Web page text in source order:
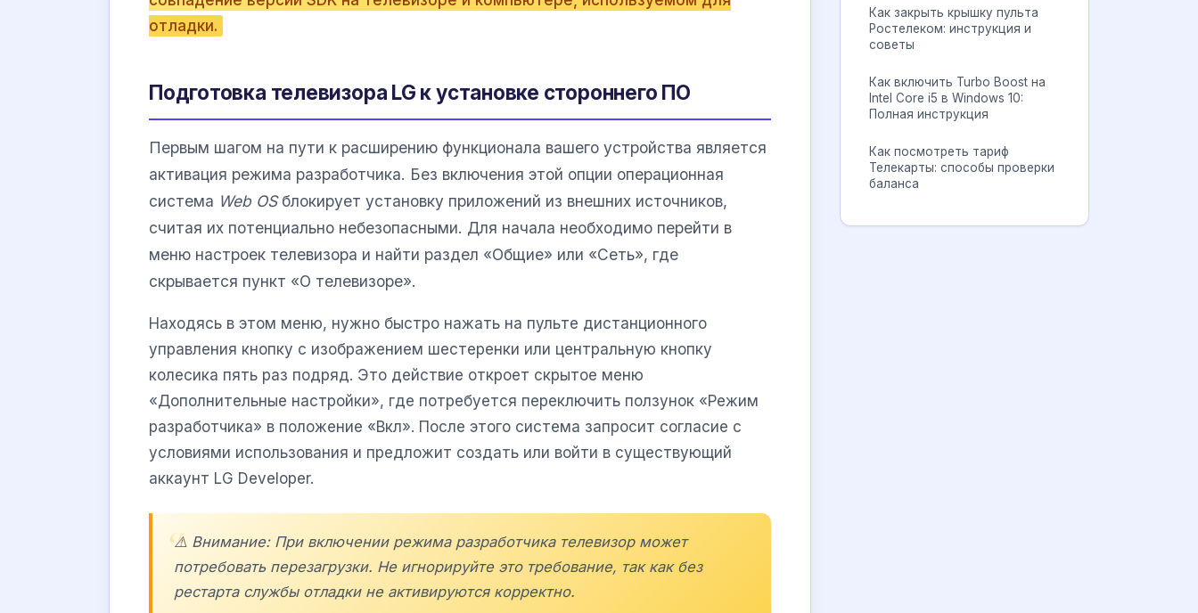
отладки.
Подготовка телевизора LG к установке стороннего ПО
Первым шагом на пути к расширению функционала вашего устройства является
активация режима разработчика. Без включения этой опции операционная
система Web OSблокирует установку приложений из внешних источников,
считая их потенциально небезопасными. Для начала необходимо перейти в
меню настроек телевизора и найти раздел «Общие» или «Сеть», где
скрывается пункт «О телевизоре».
Находясь в этом меню, нужно быстро нажать на пульте дистанционного
управления кнопку с изображением шестеренки или центральную кнопку
колесика пять раз подряд. Это действие откроет скрытое меню
«Дополнительные настройки», где потребуется переключить ползунок «Режим
разработчика» в положение «Вкл». После этого система запросит согласие с
условиями использования и предложит создать или войти в существующий
аккаунт LG Developer.
⚠️ Внимание: При включении режима разработчика телевизор может
потребовать перезагрузки. Не игнорируйте это требование, так как без
рестарта службы отладки не активируются корректно.
Как закрыть крышку пульта
Ростелеком: инструкция и
советы
Как включить Turbo Boost на
Intel Core i5 в Windows 10:
Полная инструкция
Как посмотреть тариф
Телекарты: способы проверки
баланса